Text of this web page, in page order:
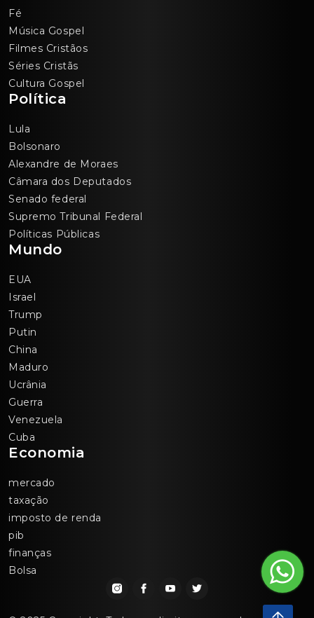
Fé
Música Gospel
Filmes Cristãos
Séries Cristãs
Cultura Gospel
Política
Lula
Bolsonaro
Alexandre de Moraes
Câmara dos Deputados
Senado federal
Supremo Tribunal Federal
Políticas Públicas
Mundo
EUA
Israel
Trump
Putin
China
Maduro
Ucrânia
Guerra
Venezuela
Cuba
Economia
mercado
taxação
imposto de renda
pib
finanças
Bolsa